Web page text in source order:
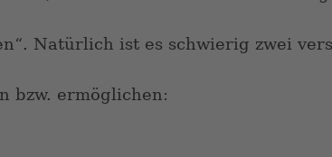
Natürlich ist es schwierig zwei
bzw. ermöglichen: